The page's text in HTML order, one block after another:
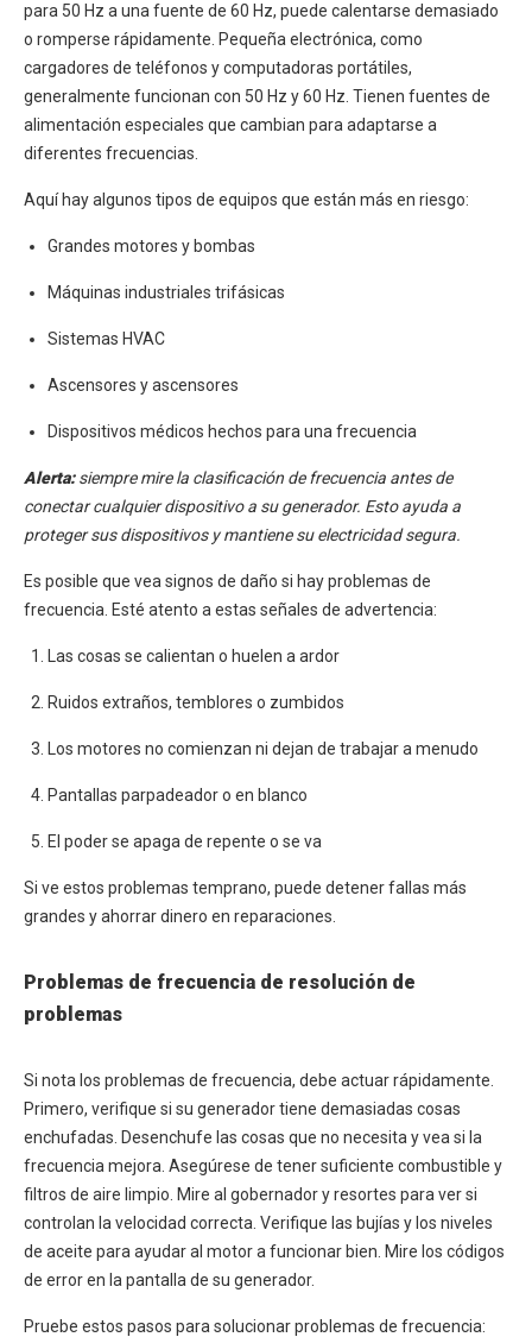
para 50 Hz a una fuente de 60 Hz, puede calentarse demasiado
o romperse rápidamente. Pequeña electrónica, como
cargadores de teléfonos y computadoras portátiles,
generalmente funcionan con 50 Hz y 60 Hz. Tienen fuentes de
alimentación especiales que cambian para adaptarse a
diferentes frecuencias.
Aquí hay algunos tipos de equipos que están más en riesgo:
Grandes motores y bombas
Máquinas industriales trifásicas
Sistemas HVAC
Ascensores y ascensores
Dispositivos médicos hechos para una frecuencia
Alerta:siempre mire la clasificación de frecuencia antes de
conectar cualquier dispositivo a su generador. Esto ayuda a
proteger sus dispositivos y mantiene su electricidad segura.
Es posible que vea signos de daño si hay problemas de
frecuencia. Esté atento a estas señales de advertencia:
Las cosas se calientan o huelen a ardor
Ruidos extraños, temblores o zumbidos
Los motores no comienzan ni dejan de trabajar a menudo
Pantallas parpadeador o en blanco
El poder se apaga de repente o se va
Si ve estos problemas temprano, puede detener fallas más
grandes y ahorrar dinero en reparaciones.
Problemas de frecuencia de resolución de
problemas
Si nota los problemas de frecuencia, debe actuar rápidamente.
Primero, verifique si su generador tiene demasiadas cosas
enchufadas. Desenchufe las cosas que no necesita y vea si la
frecuencia mejora. Asegúrese de tener suficiente combustible y
filtros de aire limpio. Mire al gobernador y resortes para ver si
controlan la velocidad correcta. Verifique las bujías y los niveles
de aceite para ayudar al motor a funcionar bien. Mire los códigos
de error en la pantalla de su generador.
Pruebe estos pasos para solucionar problemas de frecuencia: